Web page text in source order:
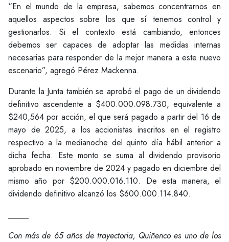
“En el mundo de la empresa, sabemos concentrarnos en
aquellos aspectos sobre los que sí tenemos control y
gestionarlos. Si el contexto está cambiando, entonces
debemos ser capaces de adoptar las medidas internas
necesarias para responder de la mejor manera a este nuevo
escenario”, agregó Pérez Mackenna.
Durante la Junta también se aprobó el pago de un dividendo
definitivo ascendente a $400.000.098.730, equivalente a
$240,564 por acción, el que será pagado a partir del 16 de
mayo de 2025, a los accionistas inscritos en el registro
respectivo a la medianoche del quinto día hábil anterior a
dicha fecha. Este monto se suma al dividendo provisorio
aprobado en noviembre de 2024 y pagado en diciembre del
mismo año por $200.000.016.110. De esta manera, el
dividendo definitivo alcanzó los $600.000.114.840.
Con más de 65 años de trayectoria, Quiñenco es uno de los